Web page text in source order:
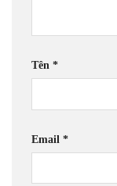
Tên *
Email *